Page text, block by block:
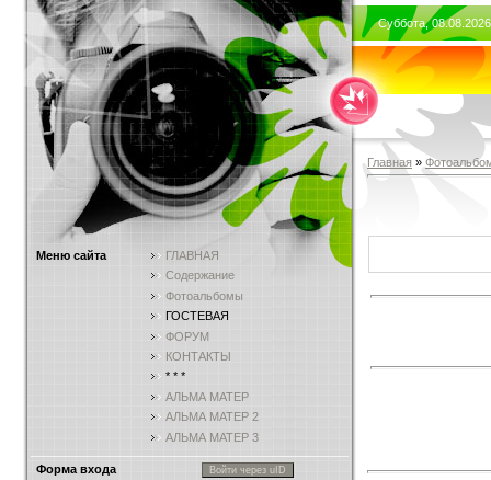
Меню сайта
ГЛАВНАЯ
Содержание
Фотоальбомы
ГОСТЕВАЯ
ФОРУМ
КОНТАКТЫ
* * *
АЛЬМА МАТЕР
АЛЬМА МАТЕР 2
АЛЬМА МАТЕР 3
Форма входа Войти через uID
Суббота,
Главная »